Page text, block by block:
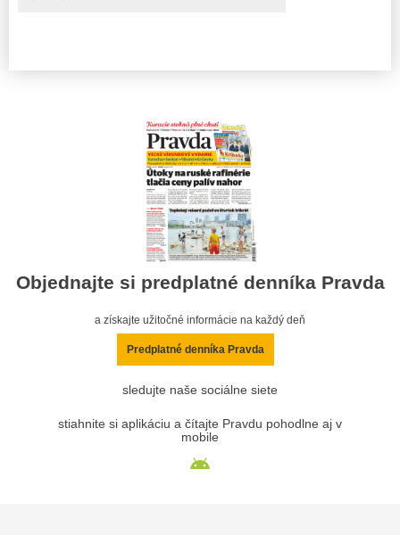
Objednajte si predplatné denníka Pravda
a získajte užitočné informácie na každý deň
Predplatné denníka Pravda
sledujte naše sociálne siete
stiahnite si aplikáciu a čítajte Pravdu pohodlne aj v
mobile